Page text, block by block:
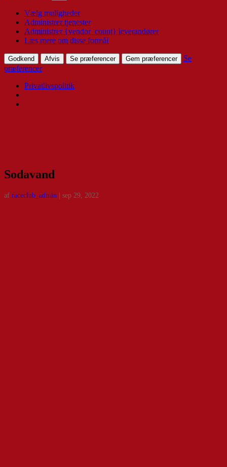
Vælg muligheder
Administrer tjenester
Administrer {vendor_count} leverandører
Læs mere om disse formål
Godkend Afvis Se præferencer Gem præferencer
Se
præferencer
Privatlivspolitik
Sodavand
af raceclub_admin sep 29, 2022